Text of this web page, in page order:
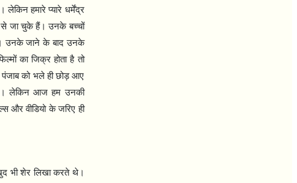
हमारे प्यारे धर्मेंद्र
से जा चुके हैं। उनके बच्चों
उनके जाने के बाद उनके
का जिक्र होता है तो
पंजाब को भले ही छोड़ आए
लेकिन आज हम उनकी
और वीडियो के जरिए ही
भी शेर लिखा करते थे।